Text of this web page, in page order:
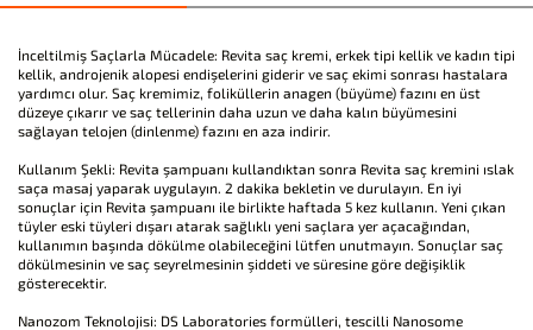
İnceltilmiş Saçlarla Mücadele: Revita saç kremi, erkek tipi kellik ve kadın tipi
kellik, androjenik alopesi endişelerini giderir ve saç ekimi sonrası hastalara
yardımcı olur. Saç kremimiz, foliküllerin anagen (büyüme) fazını en üst
düzeye çıkarır ve saç tellerinin daha uzun ve daha kalın büyümesini
sağlayan telojen (dinlenme) fazını en aza indirir.
Kullanım Şekli: Revita şampuanı kullandıktan sonra Revita saç kremini ıslak
saça masaj yaparak uygulayın. 2 dakika bekletin ve durulayın. En iyi
sonuçlar için Revita şampuanı ile birlikte haftada 5 kez kullanın. Yeni çıkan
tüyler eski tüyleri dışarı atarak sağlıklı yeni saçlara yer açacağından,
kullanımın başında dökülme olabileceğini lütfen unutmayın. Sonuçlar saç
dökülmesinin ve saç seyrelmesinin şiddeti ve süresine göre değişiklik
gösterecektir.
Nanozom Teknolojisi: DS Laboratories formülleri, tescilli Nanosome